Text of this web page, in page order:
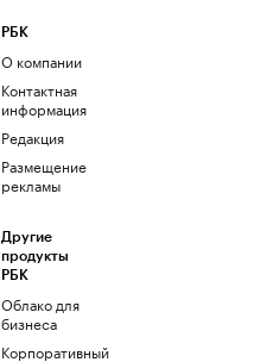
РБК
О компании
Контактная
информация
Редакция
Размещение
рекламы
Другие
продукты
РБК
Облако для
бизнеса
Корпоративный